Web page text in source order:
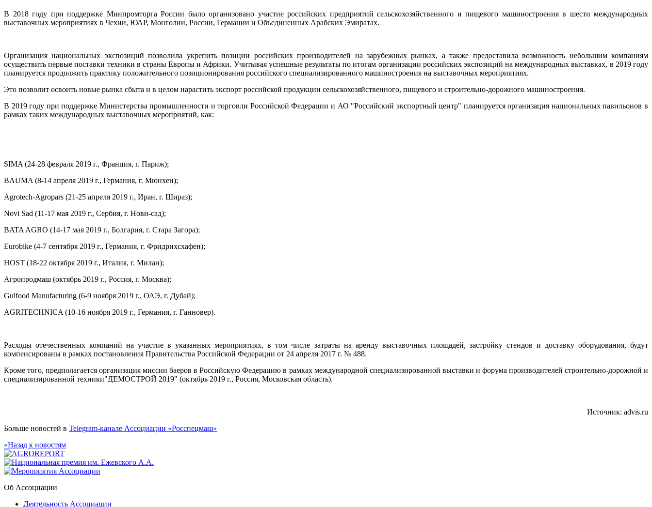
В 2018 году при поддержке Минпромторга России было организовано участие российских предприятий сельскохозяйственного и пищевого машиностроения в шести международных
выставочных мероприятиях в Чехии, ЮАР, Монголии, России, Германии и Объединенных Арабских Эмиратах.
Организация национальных экспозиций позволила укрепить позиции российских производителей на зарубежных рынках, а также предоставила возможность небольшим компаниям
осуществить первые поставки техники в страны Европы и Африки. Учитывая успешные результаты по итогам организации российских экспозиций на международных выставках, в 2019 году
планируется продолжить практику положительного позиционирования российского специализированного машиностроения на выставочных мероприятиях.
Это позволит освоить новые рынка сбыта и в целом нарастить экспорт российской продукции сельскохозяйственного, пищевого и строительно-дорожного машиностроения.
В 2019 году при поддержке Министерства промышленности и торговли Российской Федерации и АО "Российский экспортный центр" планируется организация национальных павильонов в
рамках таких международных выставочных мероприятий, как:
SIMA (24-28 февраля 2019 г., Франция, г. Париж);
BAUMA (8-14 апреля 2019 г., Германия, г. Мюнхен);
Agrotech-Agropars (21-25 апреля 2019 г., Иран, г. Шираз);
Novi Sad (11-17 мая 2019 г., Сербия, г. Нови-сад);
BATA AGRO (14-17 мая 2019 г., Болгария, г. Стара Загора);
Eurobike (4-7 сентября 2019 г., Германия, г. Фридрихсхафен);
HOST (18-22 октября 2019 г., Италия, г. Милан);
Агропродмаш (октябрь 2019 г., Россия, г. Москва);
Gulfood Manufacturing (6-9 ноября 2019 г., ОАЭ, г. Дубай);
AGRITECHNICA (10-16 ноября 2019 г., Германия, г. Ганновер).
Расходы отечественных компаний на участие в указанных мероприятиях, в том числе затраты на аренду выставочных площадей, застройку стендов и доставку оборудования, будут
компенсированы в рамках постановления Правительства Российской Федерации от 24 апреля 2017 г. № 488.
Кроме того, предполагается организация миссии баеров в Российскую Федерацию в рамках международной специализированной выставки и форума производителей строительно-дорожной и
специализированной техники"ДЕМОСТРОЙ 2019" (октябрь 2019 г., Россия, Московская область).
Источник: advis.ru
Больше новостей в Telegram-канале Ассоциации «Росспецмаш»
«Назад к новостям
Об Ассоциации
Деятельность Ассоциации